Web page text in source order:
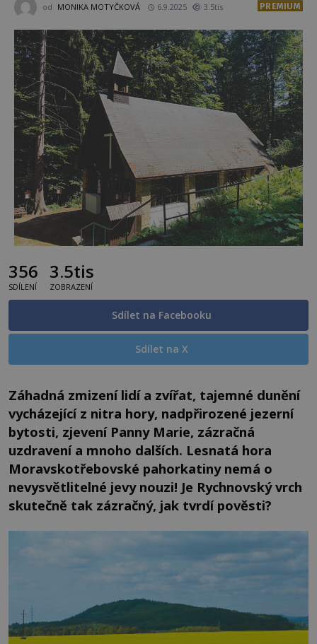
od MONIKA MOTYČKOVÁ 6.9.2025 3.5tis PREMIUM
356
SDÍLENÍ
3.5tis
ZOBRAZENÍ
Sdílet na Facebooku
Sdílet na X
Záhadná zmizení lidí a zvířat, tajemné dunění
vycházející z nitra hory, nadpřirozené jezerní
bytosti, zjevení Panny Marie, zázračná
uzdravení a mnoho dalších. Lesnatá hora
Moravskotřebovské pahorkatiny nemá o
nevysvětlitelné jevy nouzi! Je Rychnovský vrch
skutečně tak zázračný, jak tvrdí pověsti?